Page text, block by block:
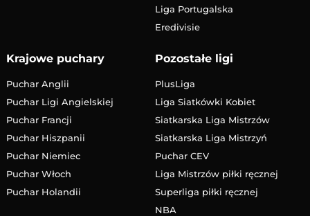
Liga Portugalska
Eredivisie
Krajowe puchary
Puchar Anglii
Puchar Ligi Angielskiej
Puchar Francji
Puchar Hiszpanii
Puchar Niemiec
Puchar Włoch
Puchar Holandii
Pozostałe ligi
PlusLiga
Liga Siatkówki Kobiet
Siatkarska Liga Mistrzów
Siatkarska Liga Mistrzyń
Puchar CEV
Liga Mistrzów piłki ręcznej
Superliga piłki ręcznej
NBA